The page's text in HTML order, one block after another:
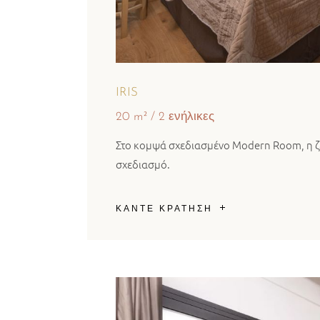
IRIS
20 m²
2 ενήλικες
Στο κομψά σχεδιασμένο Modern Room, η
σχεδιασμό.
ΚΑΝΤΕ ΚΡΑΤΗΣΗ